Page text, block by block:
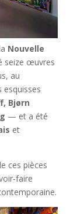
Nouvelle
seize œuvres
au
esquisses
Bjørn
— et a été
et
ces pièces
faire